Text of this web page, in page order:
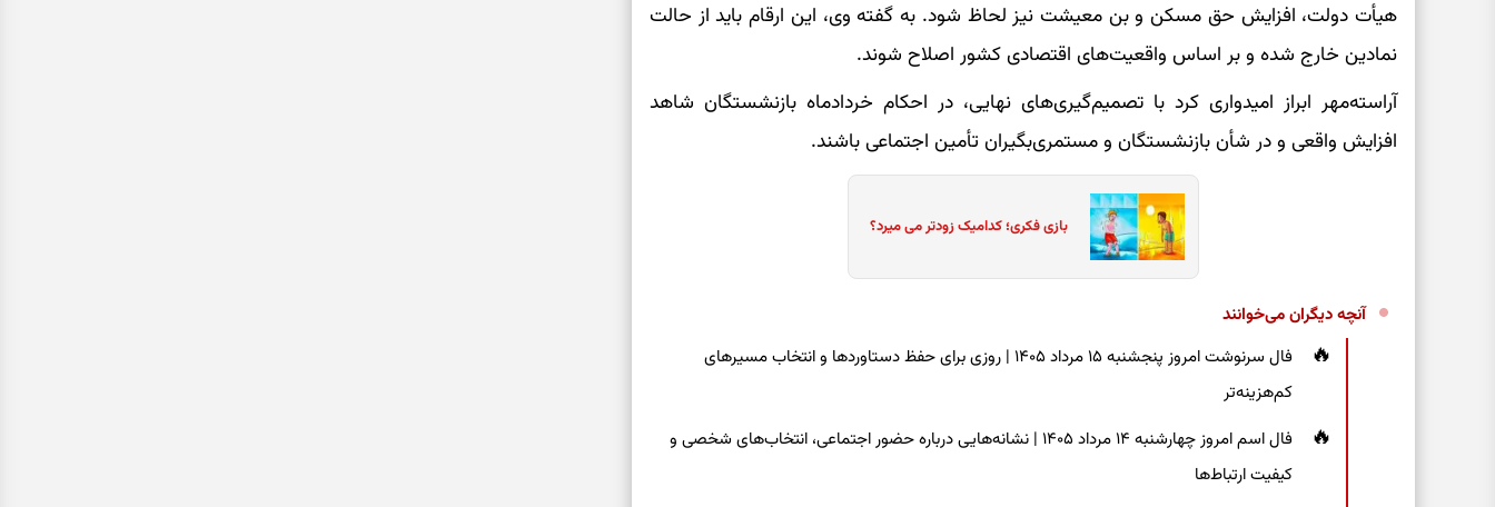
هیأت دولت، افزایش حق مسکن و بن معیشت نیز لحاظ شود. به گفته وی، این ارقام باید از حالت
نمادین خارج شده و بر اساس واقعیت‌های اقتصادی کشور اصلاح شوند.
آراسته‌مهر ابراز امیدواری کرد با تصمیم‌گیری‌های نهایی، در احکام خردادماه بازنشستگان شاهد
افزایش واقعی و در شأن بازنشستگان و مستمری‌بگیران تأمین اجتماعی باشند.
بازی فکری؛ کدامیک زودتر می میرد؟
آنچه دیگران می‌خوانند
فال سرنوشت امروز پنجشنبه ۱۵ مرداد ۱۴۰۵ | روزی برای حفظ دستاوردها و انتخاب مسیرهای
کم‌هزینه‌تر
فال اسم امروز چهارشنبه ۱۴ مرداد ۱۴۰۵ | نشانه‌هایی درباره حضور اجتماعی، انتخاب‌های شخصی و
کیفیت ارتباط‌ها